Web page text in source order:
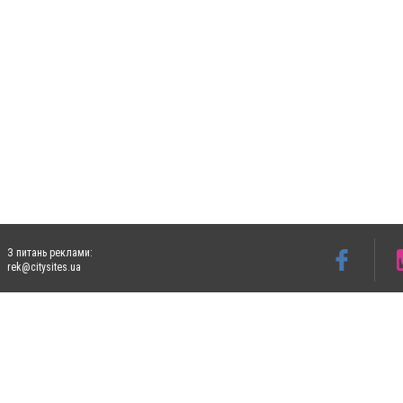
З питань реклами:
rek@citysites.ua